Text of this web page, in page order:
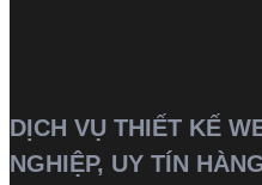
DỊCH VỤ THIẾT KẾ
NGHIỆP, UY TÍN